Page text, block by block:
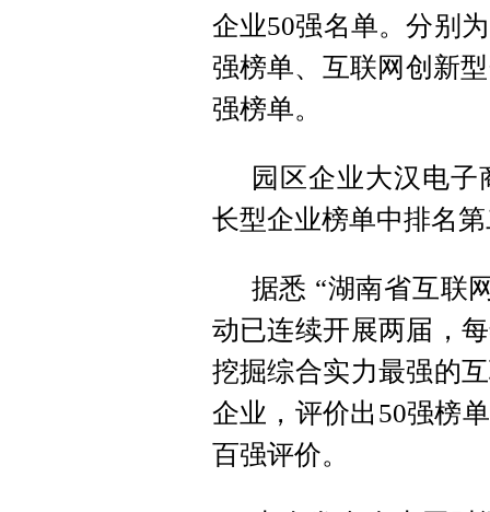
企业50强名单。分别
强榜单、互联网创新
强榜单。
园区企业大汉电
长型企业榜单中排名
据悉 “湖南省互联
动已连续开展两届，
挖掘综合实力最强的
企业，评价出50强榜
百强评价。